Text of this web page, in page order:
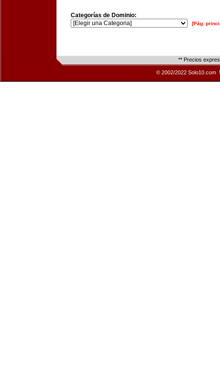
Categorías de Dominio:
[Pág.
** Precios
© 2002/2022 Solo10.com